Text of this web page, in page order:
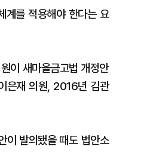
계를 적용해야 한다는 요
이 새마을금고법 개정안
은재 의원, 2016년 김관
이 발의됐을 때도 법안소